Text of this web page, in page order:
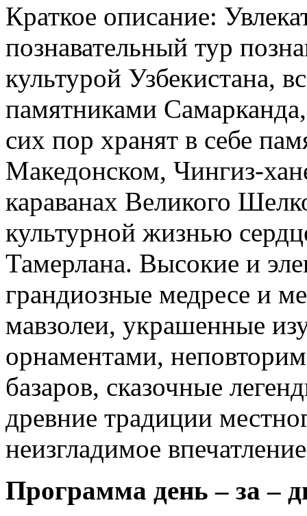
Краткое описание:
познавательный тур
культурой Узбекистана,
памятниками
сих пор хранят в себе
Македонском, Чингиз-
караванах Великого
культурной жизнью
Тамерлана. Высокие и
грандиозные медресе и
мавзолеи, украшенные
орнаментами,
базаров, сказочные
древние традиции
неизгладимое
Программа день – за –